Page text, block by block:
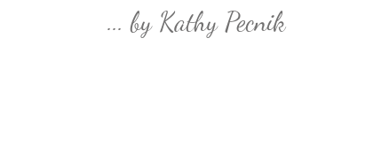
... by Kathy Pecnik